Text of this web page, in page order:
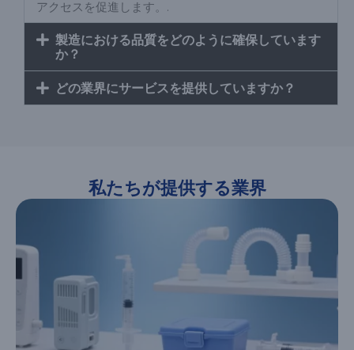
アクセスを促進します。.
製造における品質をどのように確保しています
か？
どの業界にサービスを提供していますか？
私たちが提供する業界